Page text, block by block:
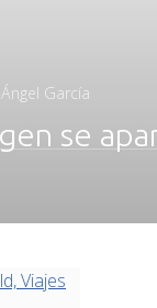
García
se